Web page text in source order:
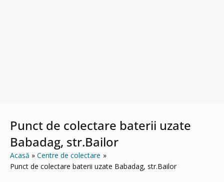
Punct de colectare baterii uzate
Babadag, str.Bailor
Acasă
Centre de colectare
Punct de colectare baterii uzate Babadag, str.Bailor